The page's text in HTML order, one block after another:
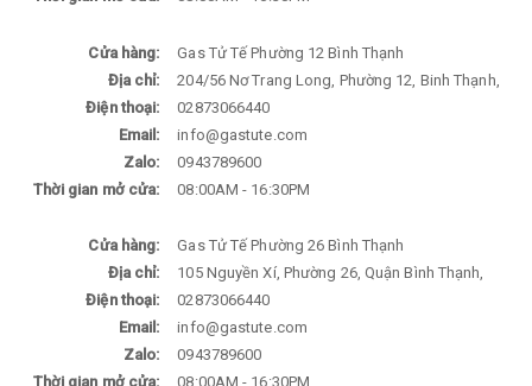
Cửa hàng:
Gas Tử Tế Phường 12 Bình Thạnh
Địa chỉ:
204/56 Nơ Trang Long, Phường 12, Binh Thạnh,
Điện thoại:
02873066440
Email:
info@gastute.com
Zalo:
0943789600
Thời gian mở cửa:
08:00AM - 16:30PM
Cửa hàng:
Gas Tử Tế Phường 26 Bình Thạnh
Địa chỉ:
105 Nguyền Xí, Phường 26, Quận Bình Thạnh,
Điện thoại:
02873066440
Email:
info@gastute.com
Zalo:
0943789600
Thời gian mở cửa:
08:00AM - 16:30PM